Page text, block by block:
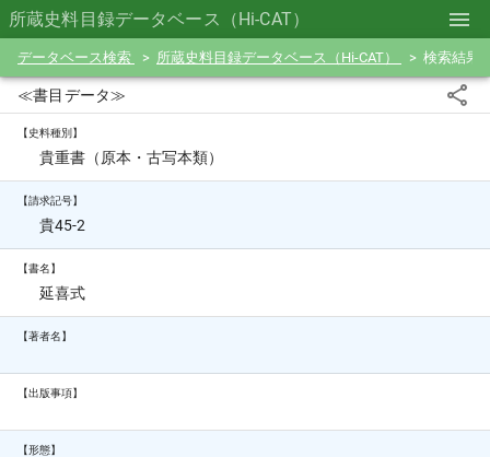
所蔵史料目録データベース（Hi-CAT）
データベース検索 所蔵史料目録データベース（Hi-CAT） 検索結果
≪書目データ≫
【史料種別】
貴重書（原本・古写本類）
【請求記号】
貴45-2
【書名】
延喜式
【著者名】
【出版事項】
【形態】